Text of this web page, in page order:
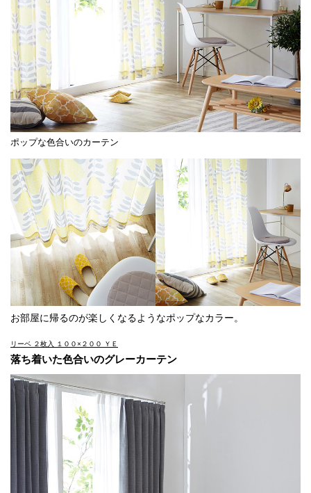
ポップな色合いのカーテン
お部屋に帰るのが楽しくなるようなポップなカラー。
リーベ ２枚入 １００×２００ ＹＥ
落ち着いた色合いのグレーカーテン